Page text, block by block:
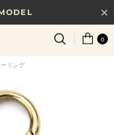
円以上で送料無料
しいギフトガイド
0
リング